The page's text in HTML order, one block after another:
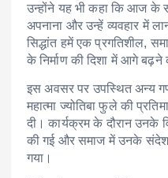
उन्होंने यह भी कहा कि आज के
अपनाना और उन्हें व्यवहार में
सिद्धांत हमें एक प्रगतिशील,
के निर्माण की दिशा में आगे बढ़ने
इस अवसर पर उपस्थित अन्य
महात्मा ज्योतिबा फुले की
दी। कार्यक्रम के दौरान उनके
की गई और समाज में उनके
गया।